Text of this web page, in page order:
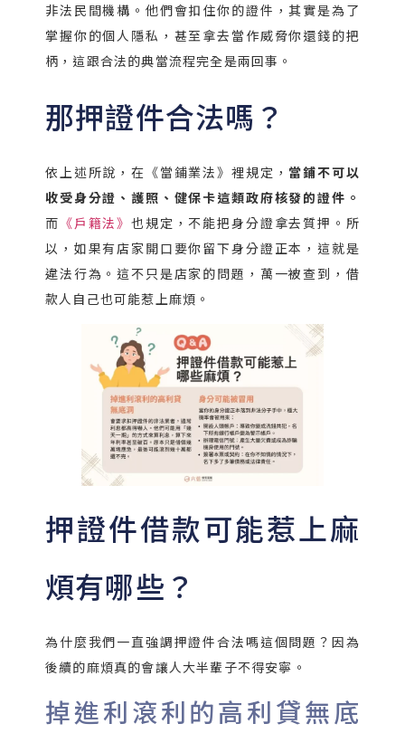
非法民間機構。他們會扣住你的證件，其實是為了
掌握你的個人隱私，甚至拿去當作威脅你還錢的把
柄，這跟合法的典當流程完全是兩回事。
那押證件合法嗎？
依上述所說，在《當鋪業法》裡規定， 當鋪不可以
收受身分證、護照、健保卡這類政府核發的證件。
而 《戶籍法》也規定，不能把身分證拿去質押。所
以，如果有店家開口要你留下身分證正本，這就是
違法行為。這不只是店家的問題，萬一被查到，借
款人自己也可能惹上麻煩。
押證件借款可能惹上麻
煩有哪些？
為什麼我們一直強調押證件合法嗎這個問題？因為
後續的麻煩真的會讓人大半輩子不得安寧。
掉進利滾利的高利貸無底